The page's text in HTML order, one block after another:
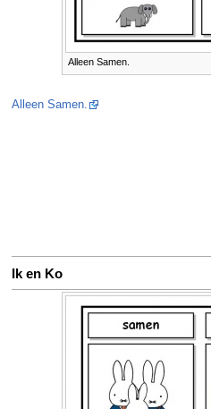
Alleen Samen.
Alleen Samen.
Ik en Ko